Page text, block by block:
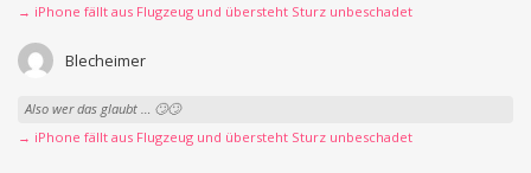
→ iPhone fällt aus Flugzeug und übersteht Sturz unbeschadet
Blecheimer
Also wer das glaubt … 🙄🙄
→ iPhone fällt aus Flugzeug und übersteht Sturz unbeschadet